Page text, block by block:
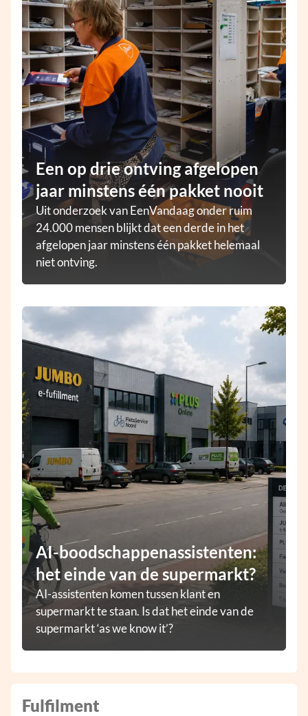
AI-boodschappenassistenten:
het einde van de supermarkt?
AI-assistenten komen tussen klant en
supermarkt te staan. Is dat het einde van de
supermarkt ‘as we know it’?
Een op drie ontving afgelopen
jaar minstens één pakket nooit
Uit onderzoek van EenVandaag onder ruim
24.000 mensen blijkt dat een derde in het
afgelopen jaar minstens één pakket helemaal
niet ontving.
Fulfilment